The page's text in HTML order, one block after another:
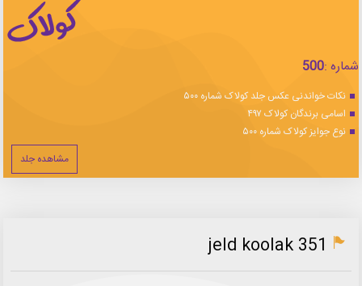
شماره :500
نکات خواندنی عکس جلد کولاک شماره ۵۰۰
اسامی برندگان کولاک ۴۹۷
نوع جوایز کولاک شماره ۵۰۰
مشاهده جلد
jeld koolak 351